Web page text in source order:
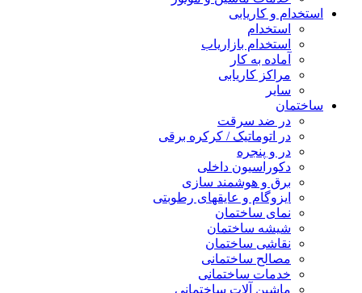
استخدام و کاریابی
استخدام
استخدام بازاریاب
آماده به کار
مراکز کاریابی
سایر
ساختمان
در ضد سرقت
در اتوماتیک / کرکره برقی
در و پنجره
دکوراسیون داخلی
برق و هوشمند سازی
ایزوگام و عایقهای رطوبتی
نمای ساختمان
شیشه ساختمان
نقاشی ساختمان
مصالح ساختمانی
خدمات ساختمانی
ماشین آلات ساختمانی